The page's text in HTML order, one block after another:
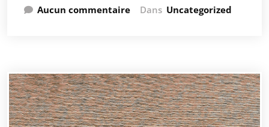
Aucun commentaire Dans Uncategorized